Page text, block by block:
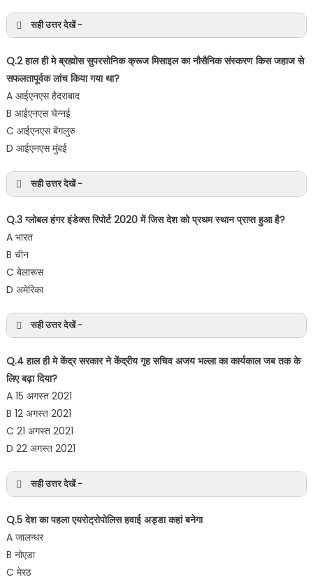
सही उत्तर देखें -
Q.2 हाल ही मे ब्रह्मोस सुपरसोनिक क्रूज मिसाइल का नौसैनिक संस्करण किस जहाज से
सफलतापूर्वक लांच किया गया था?
A आईएनएस हैदराबाद
B आईएनएस चेन्नई
C आईएनएस बेंगलुरु
D आईएनएस मुंबई
सही उत्तर देखें -
Q.3 ग्लोबल हंगर इंडेक्स रिपोर्ट 2020 में जिस देश को प्रथम स्थान प्राप्त हुआ है?
A भारत
B चीन
C बेलारूस
D अमेरिका
सही उत्तर देखें -
Q.4 हाल ही मे केंद्र सरकार ने केंद्रीय गृह सचिव अजय भल्ला का कार्यकाल जब तक के
लिए बढ़ा दिया?
A 15 अगस्त 2021
B 12 अगस्त 2021
C 21 अगस्त 2021
D 22 अगस्त 2021
सही उत्तर देखें -
Q.5 देश का पहला एयरोट्रोपोलिस हवाई अड्डा कहां बनेगा
A जालन्धर
B नोएडा
C मेरठ